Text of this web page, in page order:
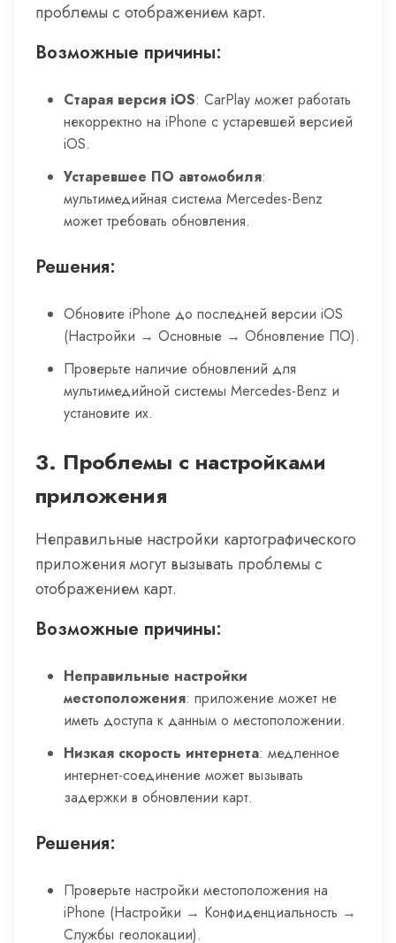
проблемы с отображением карт.
Возможные причины:
Старая версия iOS: CarPlay может работать
некорректно на iPhone с устаревшей версией
iOS.
Устаревшее ПО автомобиля:
мультимедийная система Mercedes-Benz
может требовать обновления.
Решения:
Обновите iPhone до последней версии iOS
(Настройки → Основные → Обновление ПО).
Проверьте наличие обновлений для
мультимедийной системы Mercedes-Benz и
установите их.
3. Проблемы с настройками
приложения
Неправильные настройки картографического
приложения могут вызывать проблемы с
отображением карт.
Возможные причины:
Неправильные настройки
местоположения: приложение может не
иметь доступа к данным о местоположении.
Низкая скорость интернета: медленное
интернет-соединение может вызывать
задержки в обновлении карт.
Решения:
Проверьте настройки местоположения на
iPhone (Настройки → Конфиденциальность →
Службы геолокации).